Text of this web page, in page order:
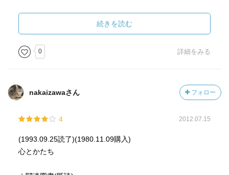
続きを読む
0 詳細をみる
nakaizawaさん フォロー
4 2012.07.15
(1993.09.25読了)(1980.11.09購入)
心とかたち